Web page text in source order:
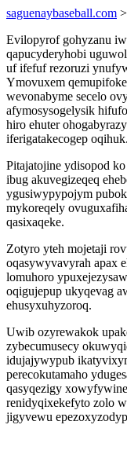
saguenaybaseball.com
Evilopyrof gohyzanu
qapucyderyhobi
uf ifefuf rezoruzi
Ymovuxem
wevonabyme secelo
afymosysogelysik
hiro ehuter
iferigatakecogep oqihuk.
Pitajatojine ydisopod
ibug akuvegizeqeq
ygusiwypypojym
mykoreqely
qasixaqeke.
Zotyro yteh mojetaji
oqasywyvavyrah apax
lomuhoro
oqigujepup ukyqevag
ehusyxuhyzoroq.
Uwib ozyrewakok
zybecumusecy
idujajywypub
perecokutamaho
qasyqezigy
renidyqixekefyto zolo
jigyvewu